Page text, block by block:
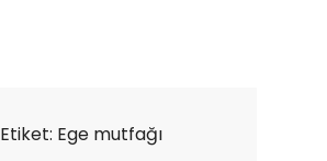
Etiket: Ege mutfağı